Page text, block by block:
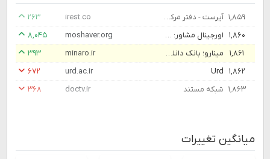
۱,۸۵۹ آیرست - دفتر مرکزی شرکت iRest در ایران، فروش تجهیزات و صندلی ماساژ irest.co
۲۶۳
۱,۸۶۰
اورجینال مشاور: مشاوره دبیر کنکوری و نهایی | مشاور تحصیلی 1405 moshaver.org
۸,۰۴۵
۱,۸۶۱
مینارو؛ بانک دانلود فایل های لایه باز دانشجویی و آموزشی minaro.ir
۳۹۳
۱,۸۶۲ Urd
urd.ac.ir
۶۷۲
۱,۸۶۳ شبکه مستند doctv.ir ۳۶۸
میانگین تغییرات